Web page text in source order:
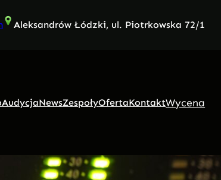
Aleksandrów Łódzki, ul. Piotrkowska 72/1
AudycjaNewsZespołyOfertaKontaktWycena